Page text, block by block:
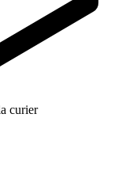
curier